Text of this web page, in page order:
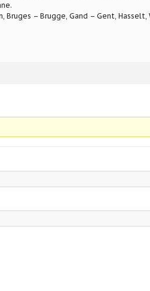
– Brugge, Gand – Gent, Hasselt,